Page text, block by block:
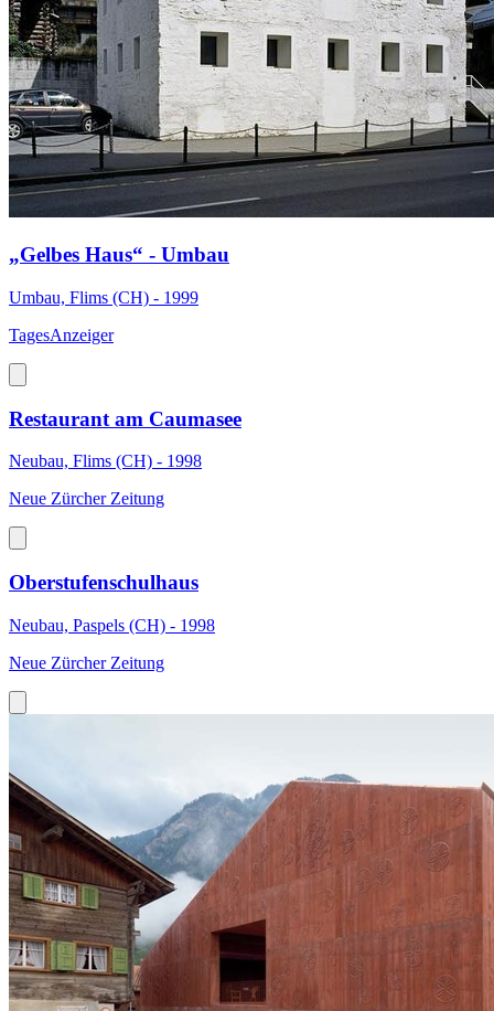
„Gelbes Haus“ - Umbau
Umbau, Flims (CH) - 1999
TagesAnzeiger
Restaurant am Caumasee
Neubau, Flims (CH) - 1998
Neue Zürcher Zeitung
Oberstufenschulhaus
Neubau, Paspels (CH) - 1998
Neue Zürcher Zeitung